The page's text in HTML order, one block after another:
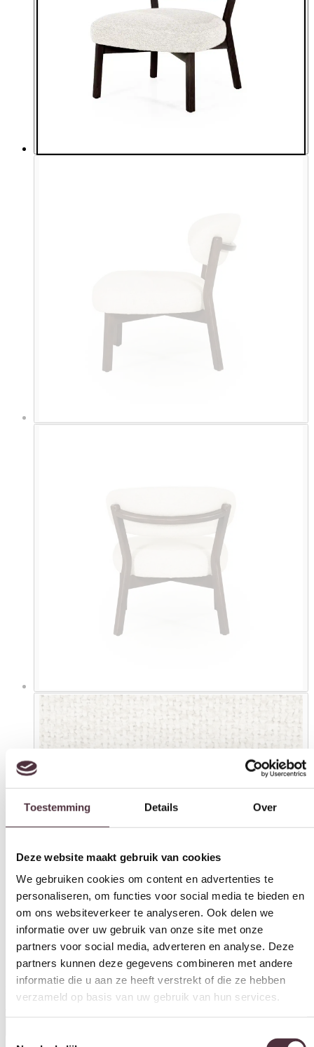
Toestemming Details Over
We gebruiken cookies om content en advertenties te
personaliseren, om functies voor social media te bieden en
om ons websiteverkeer te analyseren. Ook delen we
informatie over uw gebruik van onze site met onze
partners voor social media, adverteren en analyse. Deze
partners kunnen deze gegevens combineren met andere
informatie die u aan ze heeft verstrekt of die ze hebben
verzameld op basis van uw gebruik van hun services.
Toestemmingsselectie